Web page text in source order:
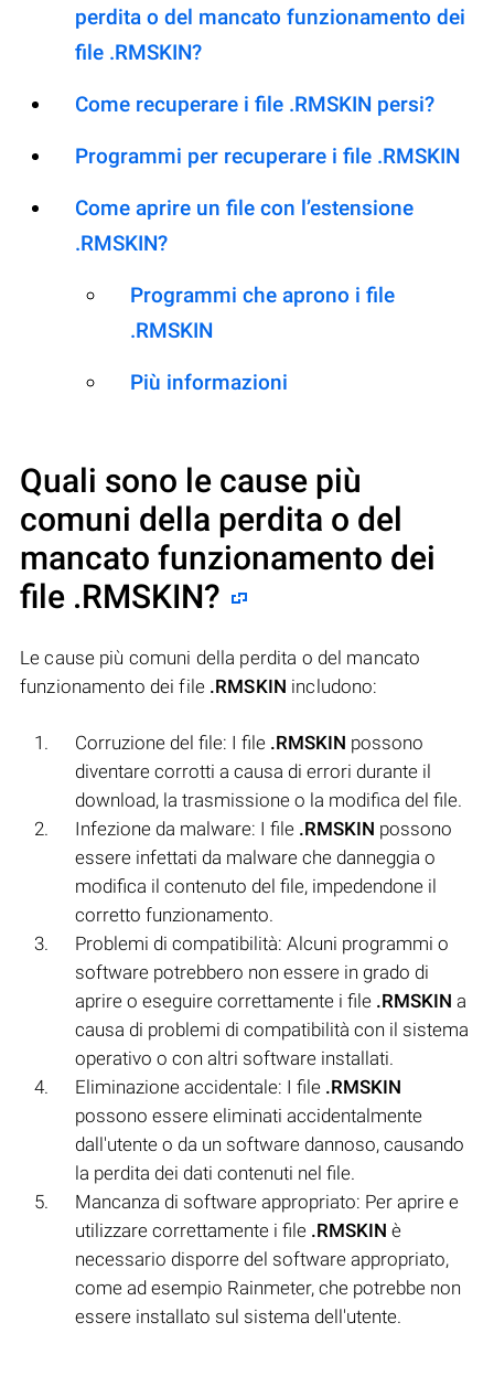
perdita o del mancato funzionamento dei
file .RMSKIN?
Come recuperare i file .RMSKIN persi?
Programmi per recuperare i file .RMSKIN
Come aprire un file con l’estensione
.RMSKIN?
Programmi che aprono i file
.RMSKIN
Più informazioni
Quali sono le cause più
comuni della perdita o del
mancato funzionamento dei
file .RMSKIN?
Le cause più comuni della perdita o del mancato
funzionamento dei file .RMSKIN includono:
Corruzione del file: I file .RMSKIN possono
diventare corrotti a causa di errori durante il
download, la trasmissione o la modifica del file.
Infezione da malware: I file .RMSKIN possono
essere infettati da malware che danneggia o
modifica il contenuto del file, impedendone il
corretto funzionamento.
Problemi di compatibilità: Alcuni programmi o
software potrebbero non essere in grado di
aprire o eseguire correttamente i file .RMSKIN a
causa di problemi di compatibilità con il sistema
operativo o con altri software installati.
Eliminazione accidentale: I file .RMSKIN
possono essere eliminati accidentalmente
dall'utente o da un software dannoso, causando
la perdita dei dati contenuti nel file.
Mancanza di software appropriato: Per aprire e
utilizzare correttamente i file .RMSKIN è
necessario disporre del software appropriato,
come ad esempio Rainmeter, che potrebbe non
essere installato sul sistema dell'utente.